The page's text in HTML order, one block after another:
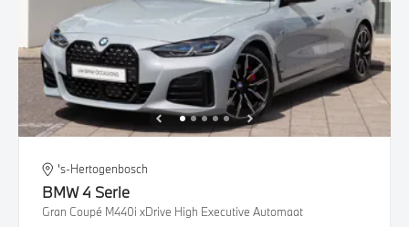
's-Hertogenbosch
BMW4 Serie
Gran Coupé M440i xDrive High Executive Automaat